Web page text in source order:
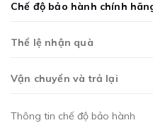
Chế độ bảo hành chính
Thể lệ nhận quà
Vận chuyển và trả lại
Thông tin chế độ bảo hành